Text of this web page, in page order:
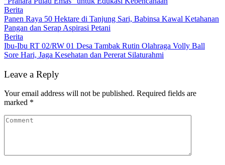
Berita
Panen Raya 50 Hektare di Tanjung Sari, Babinsa Kawal Ketahanan
Pangan dan Serap Aspirasi Petani
Berita
Ibu-Ibu RT 02/RW 01 Desa Tambak Rutin Olahraga Volly Ball
Sore Hari, Jaga Kesehatan dan Pererat Silaturahmi
Leave a Reply
Your email address will not be published. Required fields are
marked *